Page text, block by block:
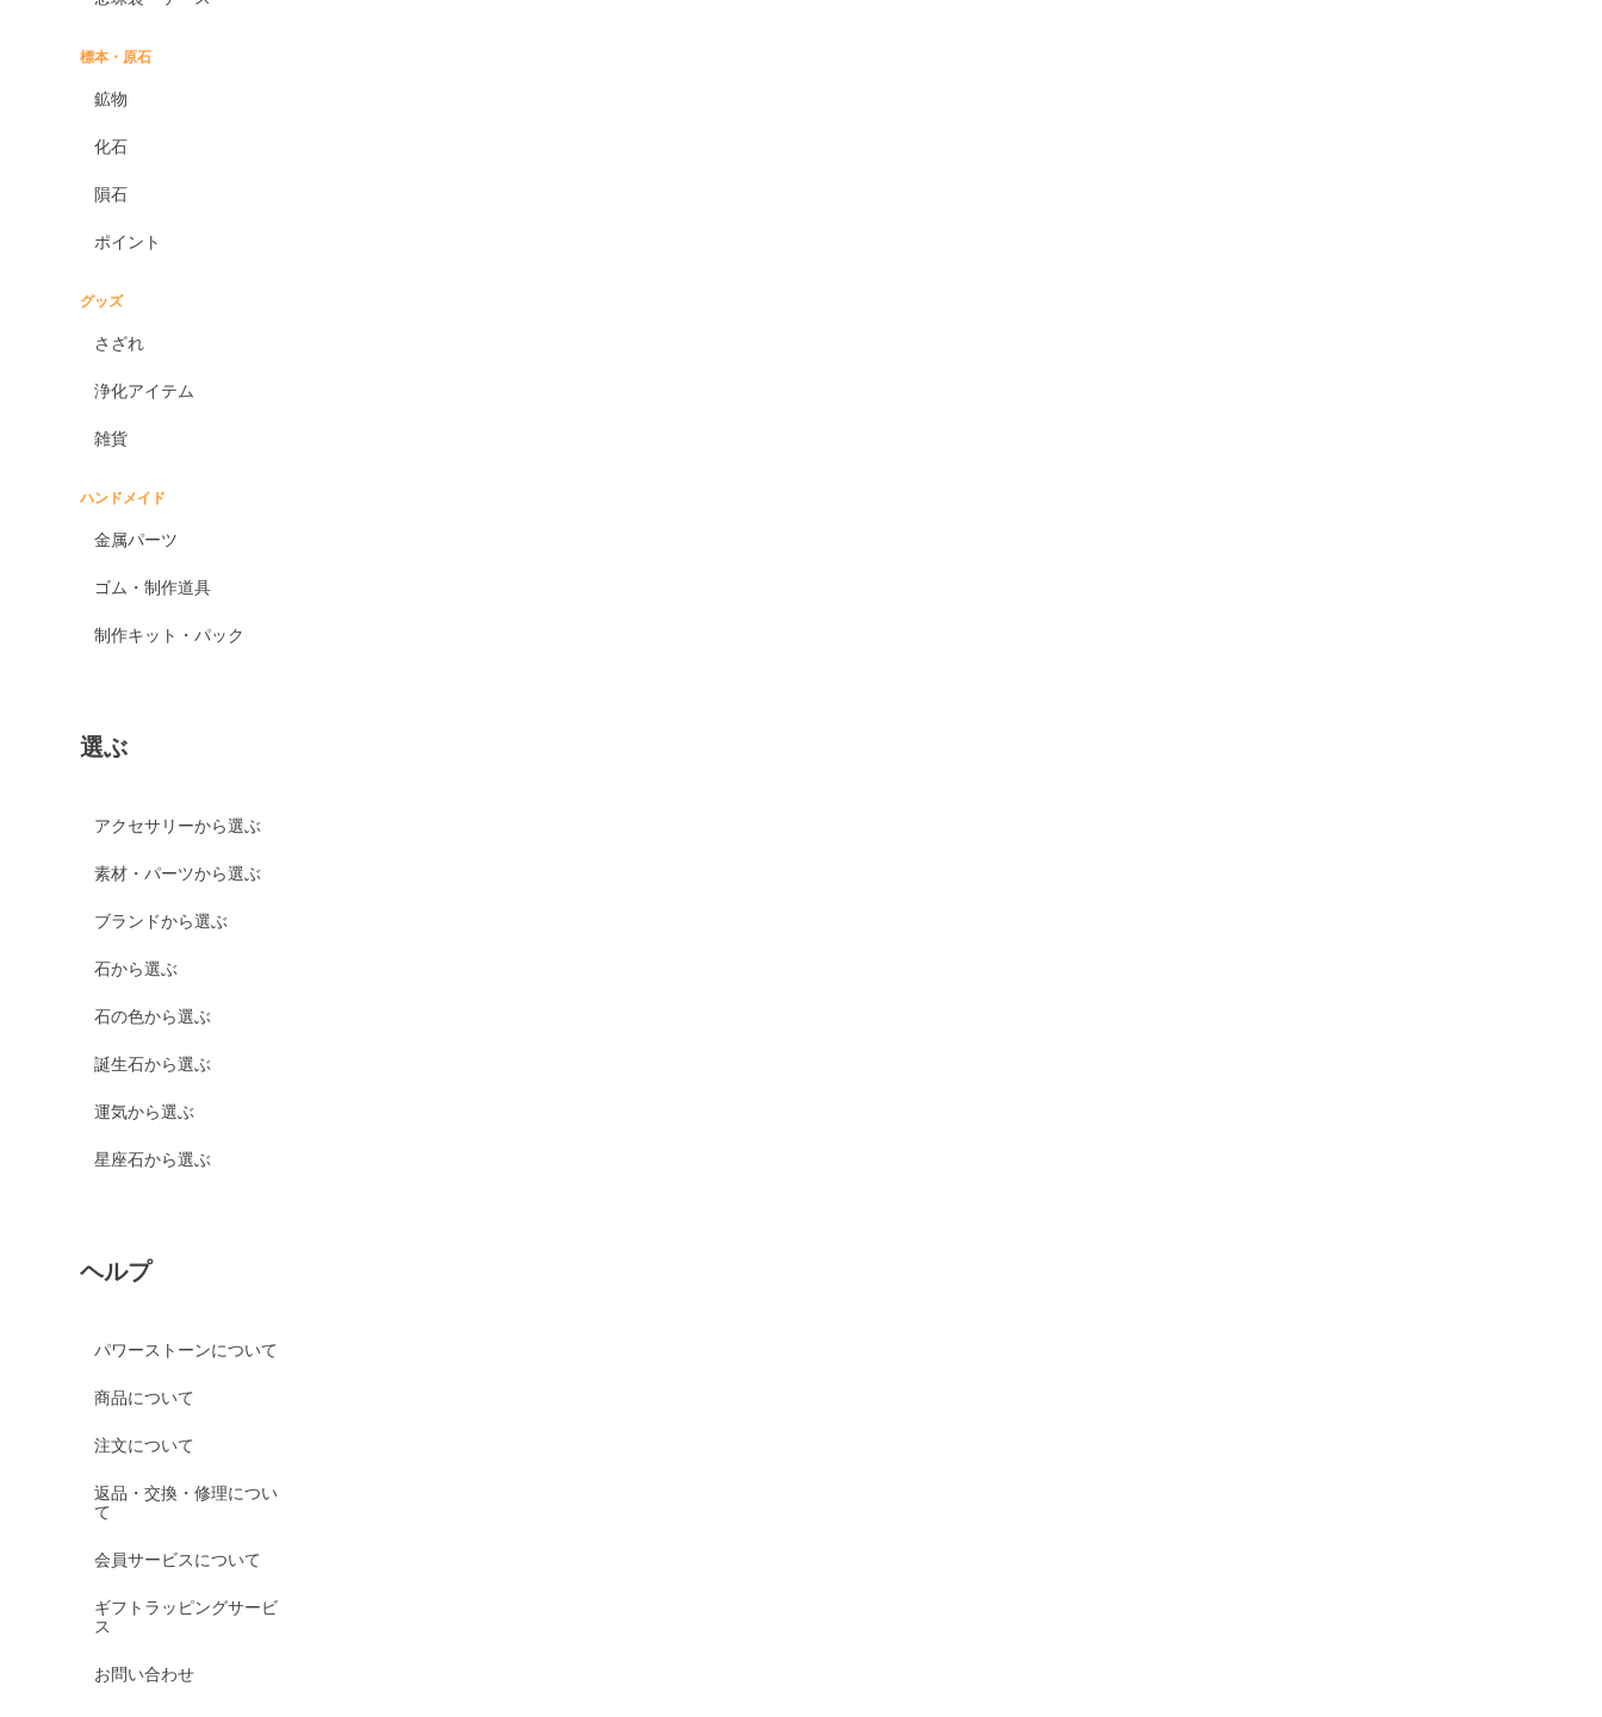
標本・原石
鉱物
化石
隕石
ポイント
グッズ
さざれ
浄化アイテム
雑貨
ハンドメイド
金属パーツ
ゴム・制作道具
制作キット・パック
選ぶ
アクセサリーから選ぶ
素材・パーツから選ぶ
ブランドから選ぶ
石から選ぶ
石の色から選ぶ
誕生石から選ぶ
運気から選ぶ
星座石から選ぶ
ヘルプ
パワーストーンについて
商品について
注文について
返品・交換・修理につい
て
会員サービスについて
ギフトラッピングサービ
ス
お問い合わせ